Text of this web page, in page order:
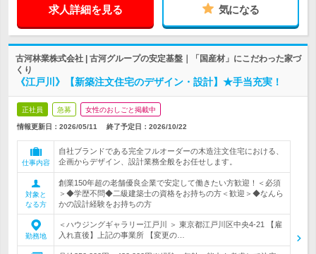
求人詳細を見る 気になる
古河林業株式会社 | 古河グループの安定基盤｜「国産材」にこだわった家づ
くり
《江戸川》【新築注文住宅のデザイン・設計】★手当充実！
正社員 急募 女性のおしごと掲載中
情報更新日：2026/05/11 終了予定日： 2026/10/22
仕事内容
自社ブランドである完全フルオーダーの木造注文住宅における、
企画からデザイン、設計業務全般をお任せします。
対象と
なる方
創業150年超の老舗優良企業で安定して働きたい方歓迎！＜必須
＞◆学歴不問◆二級建築士の資格をお持ちの方＜歓迎＞◆なんら
かの設計経験をお持ちの方
勤務地
＜ハウジングギャラリー江戸川 ＞ 東京都江戸川区中央4-21 【雇
入れ直後】上記の事業所 【変更の…